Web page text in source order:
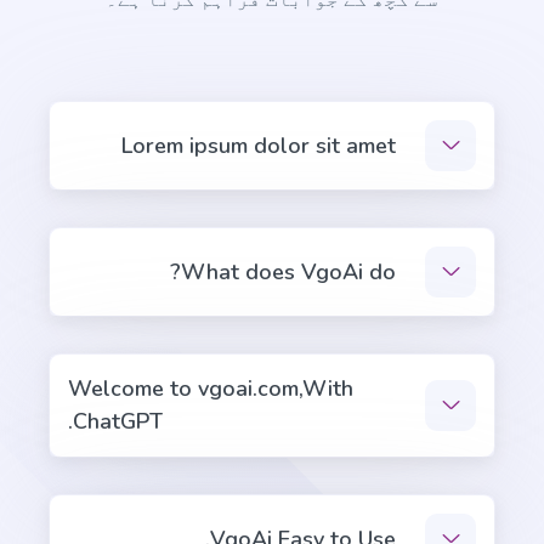
Company Vision
پرو
A vision that attracts the right people, clients, and
Lorem ipsum dolor sit amet
What does VgoAi do?
Welcome to vgoai.com,With
ChatGPT.